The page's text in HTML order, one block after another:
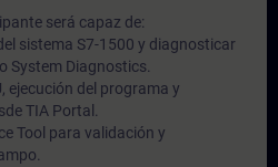
será capaz de:
sistema S7-1500 y diagnosticar
System Diagnostics.
ejecución del programa y
TIA Portal.
Tool para validación y